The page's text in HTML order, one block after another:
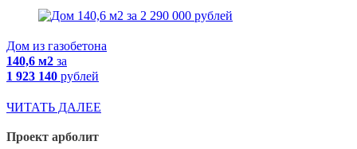
Дом из газобетона
140,6 м2 за
1 923 140 рублей
ЧИТАТЬ ДАЛЕЕ
Проект арболит